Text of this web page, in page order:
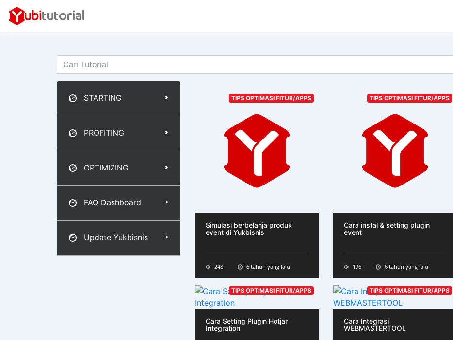
STARTING
PROFITING
OPTIMIZING
FAQ Dashboard
Update Yukbisnis
TIPS OPTIMASI FITUR/APPS
Simulasi berbelanja produk
event di Yukbisnis
248 6 tahun yang lalu
TIPS OPTIMASI FITUR/APPS
Cara instal & setting plugin
event
196 6 tahun yang lalu
TIPS OPTIMASI FITUR/APPS
Cara Setting Plugin Hotjar
Integration
TIPS OPTIMASI FITUR/APPS
Cara Integrasi
WEBMASTERTOOL